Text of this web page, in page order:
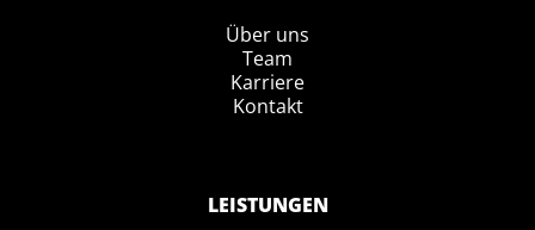
Über uns
Team
Karriere
Kontakt
LEISTUNGEN